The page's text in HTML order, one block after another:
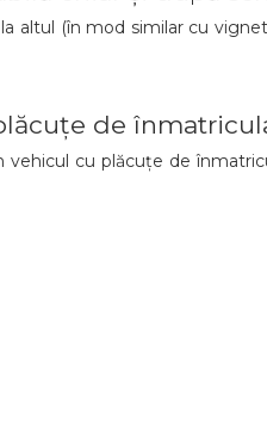
altul (în mod similar cu
de
cu plăcuțe de